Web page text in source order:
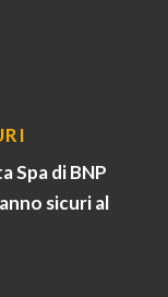
Spa di BNP
sicuri al